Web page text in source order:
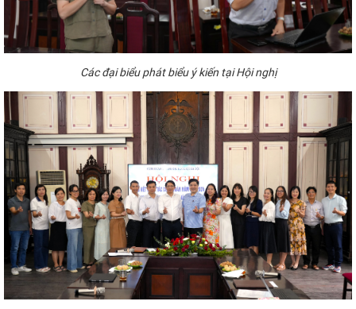
Các đạibiểuphát biểu ý kiến tại Hội nghị